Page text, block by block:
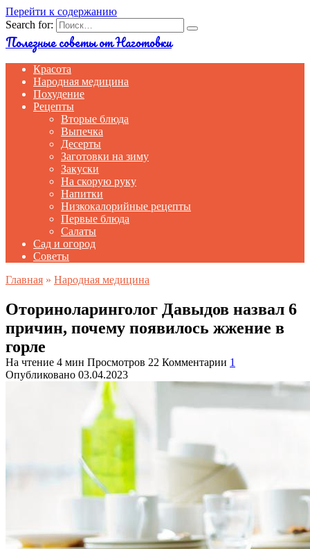
Перейти к содержанию
Search for:
Полезные советы от Наготовки
Красота
Народная медицина
Похудение
Рецепты
Вторые блюда
Выпечка
Десерты
Заготовки на зиму
Закуски
На скорую руку
Напитки
Низкокалорийные рецепты
Первые блюда
Салаты
Сад и огород
Советы
Главная » Народная медицина
Оториноларинголог Давыдов назвал 6
причин, почему появилось жжение в
горле
На чтение 4 мин Просмотров 22 Комментарии 1
Опубликовано 03.04.2023